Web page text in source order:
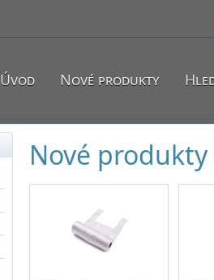
Úvod Nové produkty
Nové produkty